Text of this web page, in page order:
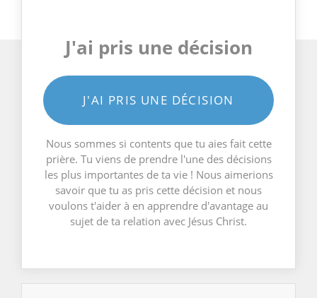
J'ai pris une décision
J'AI PRIS UNE DÉCISION
Nous sommes si contents que tu aies fait cette
prière. Tu viens de prendre l'une des décisions
les plus importantes de ta vie ! Nous aimerions
savoir que tu as pris cette décision et nous
voulons t'aider à en apprendre d'avantage au
sujet de ta relation avec Jésus Christ.